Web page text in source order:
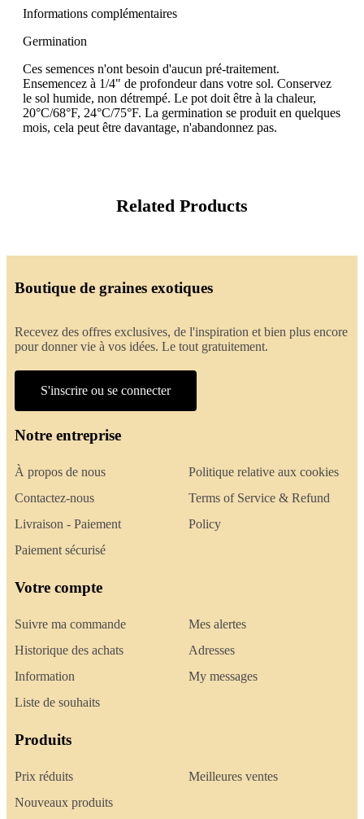
Informations complémentaires
Germination
Ces semences n'ont besoin d'aucun pré-traitement.
Ensemencez à 1/4" de profondeur dans votre sol. Conservez
le sol humide, non détrempé. Le pot doit être à la chaleur,
20°C/68°F, 24°C/75°F. La germination se produit en quelques
mois, cela peut être davantage, n'abandonnez pas.
Related Products
Boutique de graines exotiques
Recevez des offres exclusives, de l'inspiration et bien plus encore
pour donner vie à vos idées. Le tout gratuitement.
S'inscrire ou se connecter
Notre entreprise
À propos de nous
Contactez-nous
Livraison - Paiement
Paiement sécurisé
Politique relative aux cookies
Terms of Service & Refund
Policy
Votre compte
Suivre ma commande
Historique des achats
Information
Liste de souhaits
Mes alertes
Adresses
My messages
Produits
Prix réduits
Nouveaux produits
Meilleures ventes